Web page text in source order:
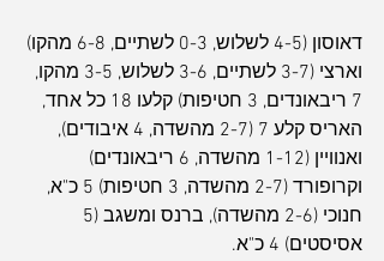
דאוסון (4-5 לשלוש, 0-3 לשתיים, 6-8 מהקו)
וארצי (3-7 לשתיים, 3-6 לשלוש, 3-5 מהקו,
7 ריבאונדים, 3 חטיפות) קלעו 18 כל אחד,
האריס קלע 7 (2-7 מהשדה, 4 איבודים),
ואנוויין (1-12 מהשדה, 6 ריבאונדים)
וקרופורד (2-7 מהשדה, 3 חטיפות) 5 כ"א,
אסיסטים) 4 כ"א.